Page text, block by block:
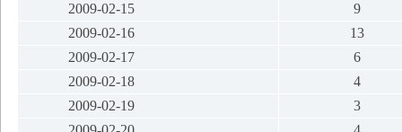
2009-02-15
9
2009-02-16
13
2009-02-17
6
2009-02-18
4
2009-02-19
3